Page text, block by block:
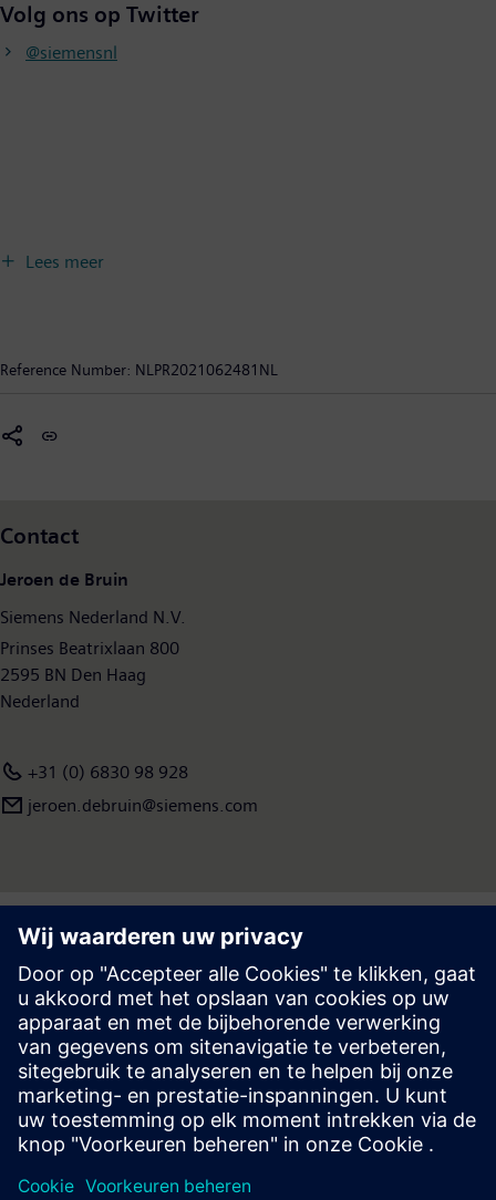
Volg ons op Twitter
@siemensnl
Lees meer
Reference Number: NLPR2021062481NL
Contact
Jeroen de Bruin
Siemens Nederland N.V.
Prinses Beatrixlaan 800
2595 BN Den Haag
Nederland
+31 (0) 6830 98 928
jeroen.debruin@siemens.com
Pers & Nieuws | Bedrijf | Siemens
© Siemens 1996 – 2026
Corporate Information
Privacy Policy
Cookie Policy